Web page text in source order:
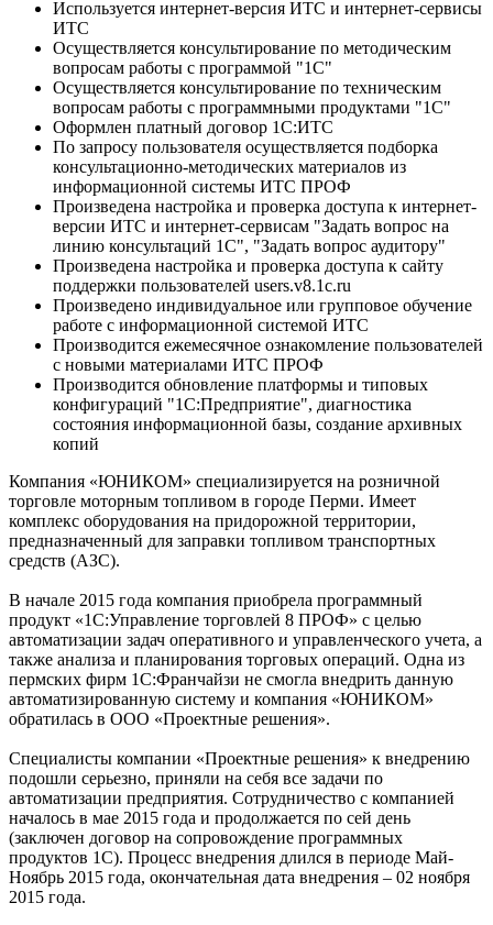
Используется интернет-версия ИТС и интернет-сервисы
ИТС
Осуществляется консультирование по методическим
вопросам работы с программой "1С"
Осуществляется консультирование по техническим
вопросам работы с программными продуктами "1С"
Оформлен платный договор 1С:ИТС
По запросу пользователя осуществляется подборка
консультационно-методических материалов из
информационной системы ИТС ПРОФ
Произведена настройка и проверка доступа к интернет-
версии ИТС и интернет-сервисам "Задать вопрос на
линию консультаций 1С", "Задать вопрос аудитору"
Произведена настройка и проверка доступа к сайту
поддержки пользователей users.v8.1c.ru
Произведено индивидуальное или групповое обучение
работе с информационной системой ИТС
Производится ежемесячное ознакомление пользователей
с новыми материалами ИТС ПРОФ
Производится обновление платформы и типовых
конфигураций "1С:Предприятие", диагностика
состояния информационной базы, создание архивных
копий
Компания «ЮНИКОМ» специализируется на розничной
торговле моторным топливом в городе Перми. Имеет
комплекс оборудования на придорожной территории,
предназначенный для заправки топливом транспортных
средств (АЗС).
В начале 2015 года компания приобрела программный
продукт «1С:Управление торговлей 8 ПРОФ» с целью
автоматизации задач оперативного и управленческого учета, а
также анализа и планирования торговых операций. Одна из
пермских фирм 1С:Франчайзи не смогла внедрить данную
автоматизированную систему и компания «ЮНИКОМ»
обратилась в ООО «Проектные решения».
Специалисты компании «Проектные решения» к внедрению
подошли серьезно, приняли на себя все задачи по
автоматизации предприятия. Сотрудничество с компанией
началось в мае 2015 года и продолжается по сей день
(заключен договор на сопровождение программных
продуктов 1С). Процесс внедрения длился в периоде Май-
Ноябрь 2015 года, окончательная дата внедрения – 02 ноября
2015 года.